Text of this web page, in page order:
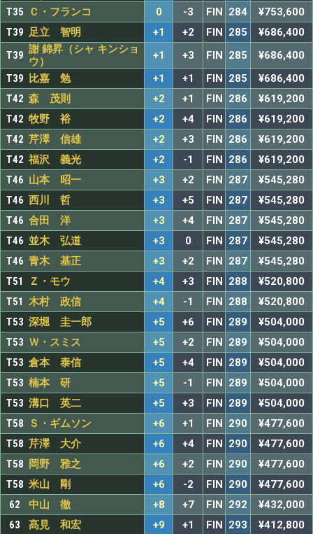
T35
Ｃ・フランコ 0 -3 FIN 284
¥753,600
T39 足立 智明 +1 +2 FIN 285
¥686,400
T39 謝 錦昇（シャ キンショ
ウ）
+1 +3 FIN 285
¥686,400
T39
比嘉 勉 +1 +1 FIN 285
¥686,400
T42 森 茂則 +2 +1 FIN 286
¥619,200
T42 牧野 裕 +2 +4 FIN 286
¥619,200
T42 芹澤 信雄 +2 +3 FIN 286
¥619,200
T42 福沢 義光 +2 -1 FIN 286
¥619,200
T46 山本 昭一 +3 +2 FIN 287
¥545,280
T46 西川 哲 +3 +5 FIN 287
¥545,280
T46 合田 洋 +3 +4 FIN 287
¥545,280
T46 並木 弘道 +3 0 FIN 287
¥545,280
T46 青木 基正 +3 +2 FIN 287
¥545,280
T51
Ｚ・モウ +4 +3 FIN 288
¥520,800
T51 木村 政信 +4 -1 FIN 288
¥520,800
T53 深堀 圭一郎 +5 +6 FIN 289
¥504,000
T53 Ｗ・スミス +5 +2 FIN 289
¥504,000
T53 倉本 泰信 +5 +4 FIN 289
¥504,000
T53 楠本 研 +5 -1 FIN 289
¥504,000
T53 溝口 英二 +5 +3 FIN 289
¥504,000
T58
Ｓ・ギムソン +6 +1 FIN 290
¥477,600
T58 芹澤 大介 +6 +4 FIN 290
¥477,600
T58
岡野 雅之 +6 +2 FIN 290
¥477,600
T58 米山 剛 +6 -2 FIN 290
¥477,600
62
中山 徹 +8 +7 FIN 292
¥432,000
63
髙見 和宏 +9 +1 FIN 293
¥412,800